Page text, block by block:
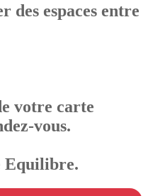
des espaces entre
votre carte
vous.
Equilibre.